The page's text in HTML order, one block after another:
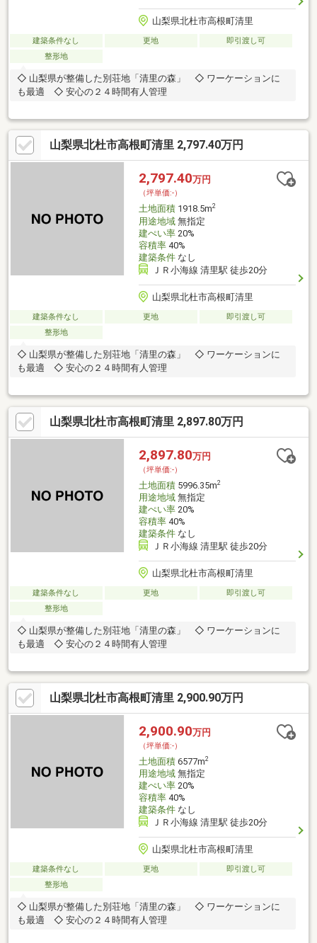
山梨県北杜市高根町清里
建築条件なし 更地
即引渡し可
整形地
◇ 山梨県が整備した別荘地「清里の森」 ◇ ワーケーションに
も最適 ◇ 安心の２４時間有人管理
山梨県北杜市高根町清里 2,797.40万円
2,797.40万円
（坪単価:-）
土地面積1918.5m2
用途地域無指定
建ぺい率20%
容積率40%
建築条件なし
ＪＲ小海線 清里駅 徒歩20分
山梨県北杜市高根町清里
建築条件なし 更地
即引渡し可
整形地
◇ 山梨県が整備した別荘地「清里の森」 ◇ ワーケーションに
も最適 ◇ 安心の２４時間有人管理
山梨県北杜市高根町清里 2,897.80万円
2,897.80万円
（坪単価:-）
土地面積5996.35m2
用途地域無指定
建ぺい率20%
容積率40%
建築条件なし
ＪＲ小海線 清里駅 徒歩20分
山梨県北杜市高根町清里
建築条件なし 更地
即引渡し可
整形地
◇ 山梨県が整備した別荘地「清里の森」 ◇ ワーケーションに
も最適 ◇ 安心の２４時間有人管理
山梨県北杜市高根町清里 2,900.90万円
2,900.90万円
（坪単価:-）
土地面積6577m2
用途地域無指定
建ぺい率20%
容積率40%
建築条件なし
ＪＲ小海線 清里駅 徒歩20分
山梨県北杜市高根町清里
建築条件なし 更地
即引渡し可
整形地
◇ 山梨県が整備した別荘地「清里の森」 ◇ ワーケーションに
も最適 ◇ 安心の２４時間有人管理